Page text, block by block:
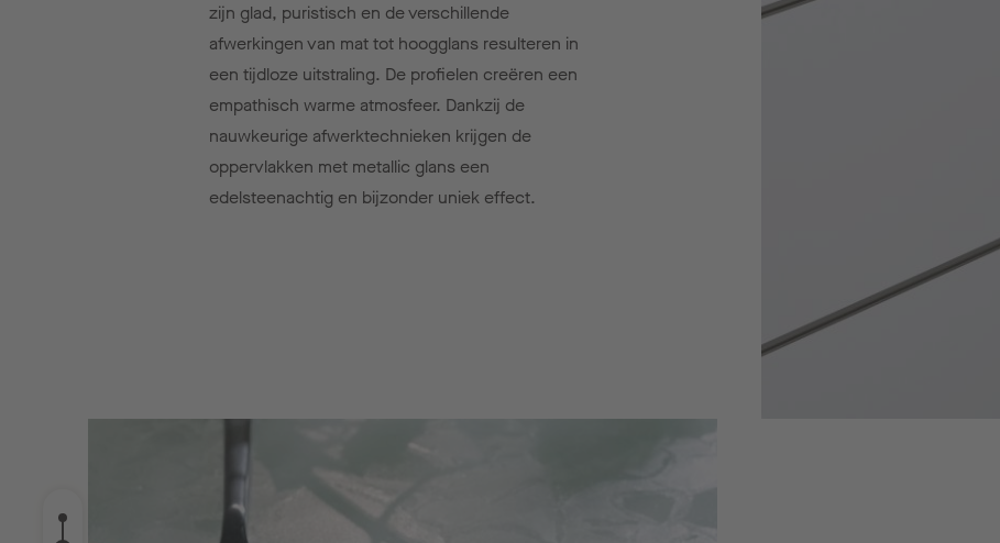
zijn glad, puristisch en de verschillende
afwerkingen van mat tot hoogglans resulteren in
een tijdloze uitstraling. De profielen creëren een
empathisch warme atmosfeer. Dankzij de
nauwkeurige afwerktechnieken krijgen de
oppervlakken met metallic glans een
edelsteenachtig en bijzonder uniek effect.